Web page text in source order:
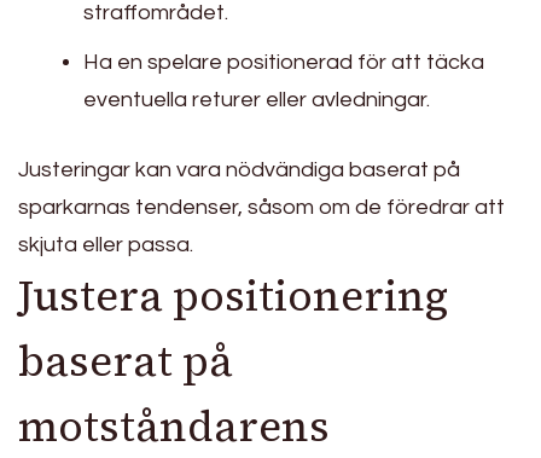
straffområdet.
Ha en spelare positionerad för att täcka
eventuella returer eller avledningar.
Justeringar kan vara nödvändiga baserat på
sparkarnas tendenser, såsom om de föredrar att
skjuta eller passa.
Justera positionering
baserat på
motståndarens